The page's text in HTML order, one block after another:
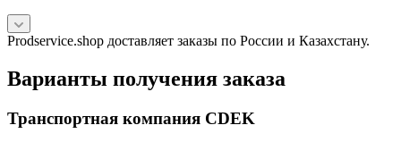
Prodservice.shop доставляет заказы по России и Казахстану.
Варианты получения заказа
Транспортная компания CDEK